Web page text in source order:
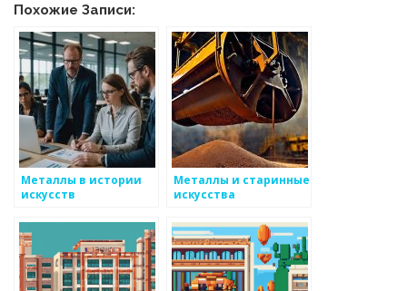
Похожие Записи:
Металлы в истории
искусств
Металлы и старинные
искусства